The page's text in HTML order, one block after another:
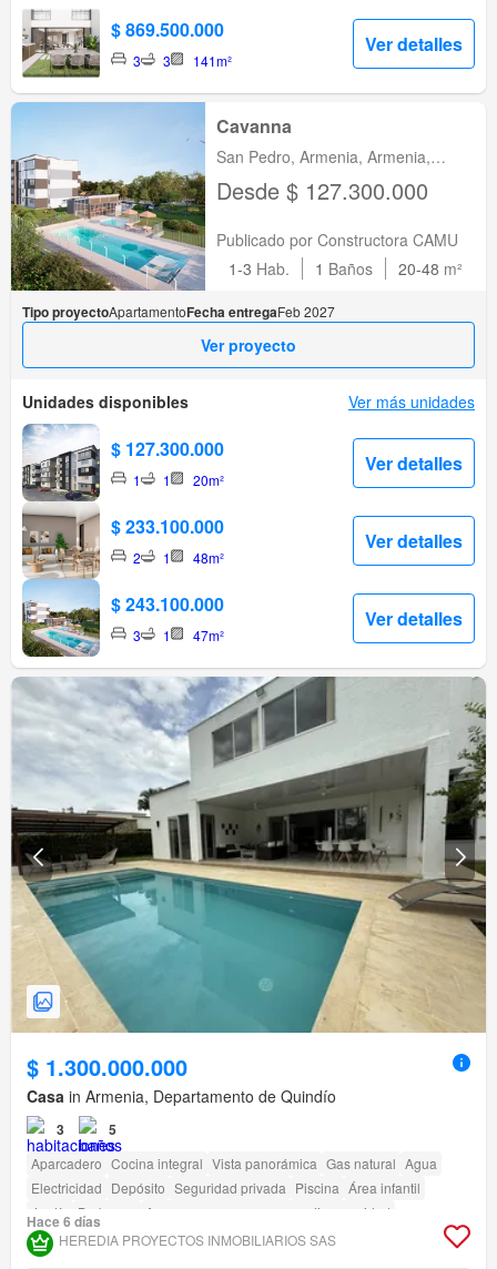
$ 869.500.000
3 3 141m²
Ver detalles
Cavanna
San Pedro, Armenia, Armenia,
Quindio
Desde $ 127.300.000
Publicado por Constructora CAMU
1-3 Hab. 1 Baños 20-48 m²
Tipo proyectoApartamentoFecha entregaFeb 2027
Ver proyecto
Unidades disponibles Ver más unidades
$ 127.300.000
1 1 20m²
Ver detalles
$ 233.100.000
2 1 48m²
Ver detalles
$ 243.100.000
3 1 47m²
Ver detalles
$ 1.300.000.000
Casa in Armenia, Departamento de Quindío
3 5
Aparcadero Cocina integral Vista panorámica Gas natural Agua
Electricidad Depósito Seguridad privada Piscina Área infantil
Jardín
Barbecue Acceso para personas con discapacidad
Hace 6 días
HEREDIA PROYECTOS INMOBILIARIOS SAS